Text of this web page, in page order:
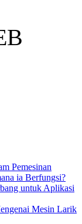
Pemesinan
ia Berfungsi?
untuk Aplikasi
Mesin Larik